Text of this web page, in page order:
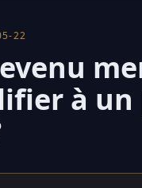
22
à